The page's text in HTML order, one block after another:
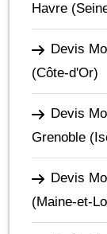
Havre
Devis
(Côte-d'Or)
Devis
Grenoble
Devis
(Maine-et-